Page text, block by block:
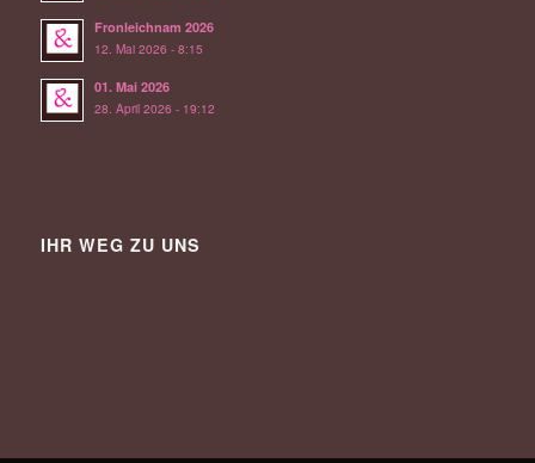
Fronleichnam 2026
12. Mai 2026 - 8:15
01. Mai 2026
28. April 2026 - 19:12
IHR WEG ZU UNS